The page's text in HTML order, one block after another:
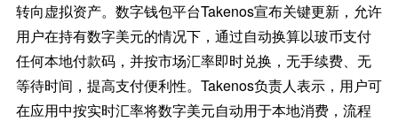
转向虚拟资产。数字钱包平台Takenos宣布关键更新，允许
用户在持有数字美元的情况下，通过自动换算以玻币支付
任何本地付款码，并按市场汇率即时兑换，无手续费、无
等待时间，提高支付便利性。Takenos负责人表示，用户可
在应用中按实时汇率将数字美元自动用于本地消费，流程